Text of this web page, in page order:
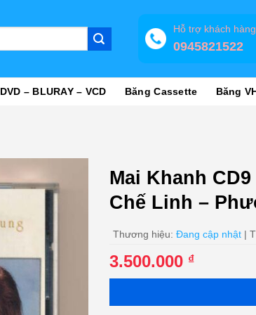
Hỗ trợ khách hàng
0945821522
DVD – BLURAY – VCD Băng Cassette Băng
Mai Khanh
Chế Linh –
Thương hiệu: Đang cập nhật |
3.500.000 ₫